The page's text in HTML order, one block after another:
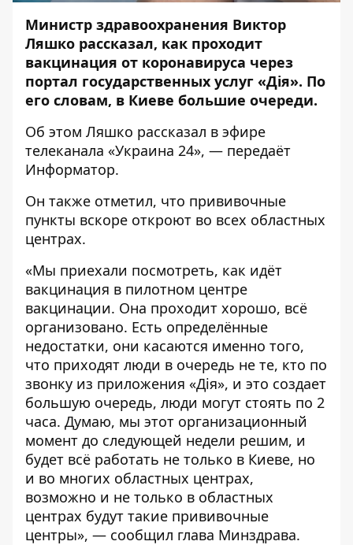
Министр здравоохранения Виктор
Ляшко рассказал, как проходит
вакцинация от коронавируса через
портал государственных услуг «Дія». По
его словам, в Киеве большие очереди.
Об этом Ляшко рассказал в эфире
телеканала «Украина 24», — передаёт
Информатор.
Он также отметил, что прививочные
пункты вскоре откроют во всех областных
центрах.
«Мы приехали посмотреть, как идёт
вакцинация в пилотном центре
вакцинации. Она проходит хорошо, всё
организовано. Есть определённые
недостатки, они касаются именно того,
что приходят люди в очередь не те, кто по
звонку из приложения «Дія», и это создает
большую очередь, люди могут стоять по 2
часа. Думаю, мы этот организационный
момент до следующей недели решим, и
будет всё работать не только в Киеве, но
и во многих областных центрах,
возможно и не только в областных
центрах будут такие прививочные
центры», — сообщил глава Минздрава.